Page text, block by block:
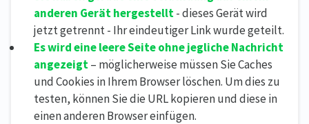
anderen Gerät hergestellt- dieses Gerät wird
jetzt getrennt - Ihr eindeutiger Link wurde geteilt.
Es wird eine leere Seite ohne jegliche Nachricht
angezeigt– möglicherweise müssen Sie Caches
und Cookies in Ihrem Browser löschen. Um dies zu
testen, können Sie die URL kopieren und diese in
einen anderen Browser einfügen.